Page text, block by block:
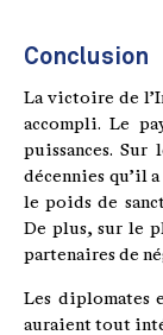
Conclusion
La victoire de
accompli. Le
puissances.
décennies qu’il
le poids de
De plus, sur le
partenaires de
Les diplomates
auraient tout